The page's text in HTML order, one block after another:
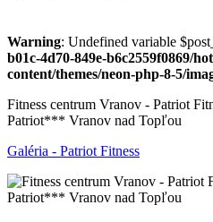
Warning: Undefined variable
b01c-4d70-849e-b6c2559f0869/
content/themes/neon-php-8-5/
Fitness centrum Vranov - Patriot
Patriot*** Vranov nad Topľou
Galéria - Patriot Fitness